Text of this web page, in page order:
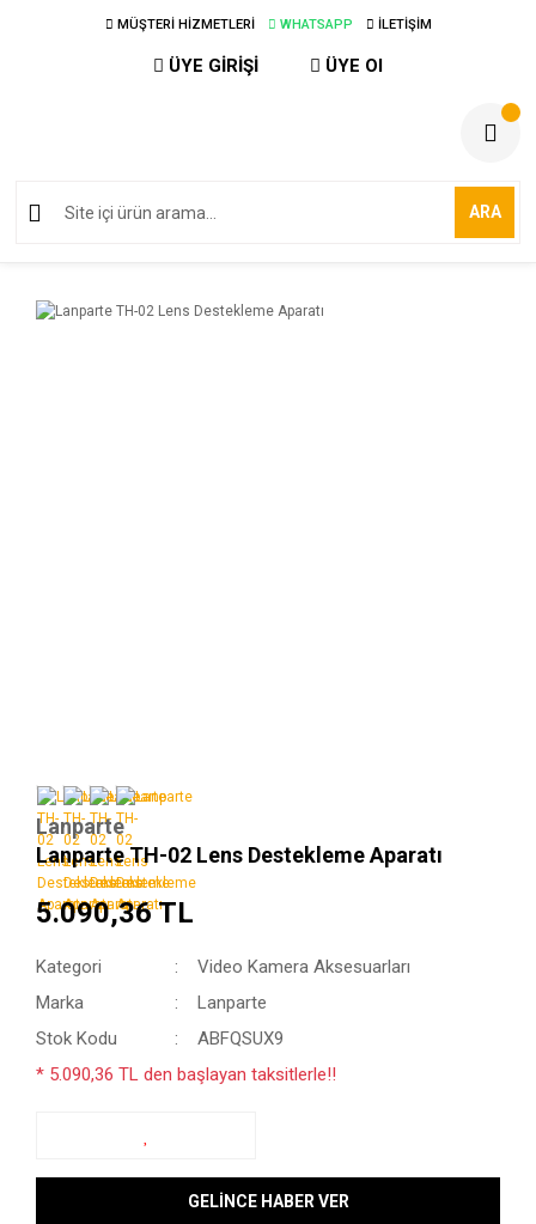
MÜŞTERİ HİZMETLERİ WHATSAPP İLETİŞİM
ÜYE GİRİŞİ ÜYE Ol
ARA
Lanparte
Lanparte TH-02 Lens Destekleme Aparatı
5.090,36 TL
Kategori
Video Kamera Aksesuarları
Marka
Lanparte
Stok Kodu
ABFQSUX9
* 5.090,36 TL den başlayan taksitlerle!!
GELİNCE HABER VER